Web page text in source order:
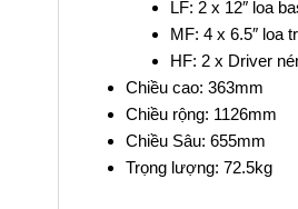
LF: 2 x 12″ loa
MF: 4 x 6.5″ loa
HF: 2 x Driver
Chiều cao: 363mm
Chiều rộng: 1126mm
Chiều Sâu: 655mm
Trọng lượng: 72.5kg